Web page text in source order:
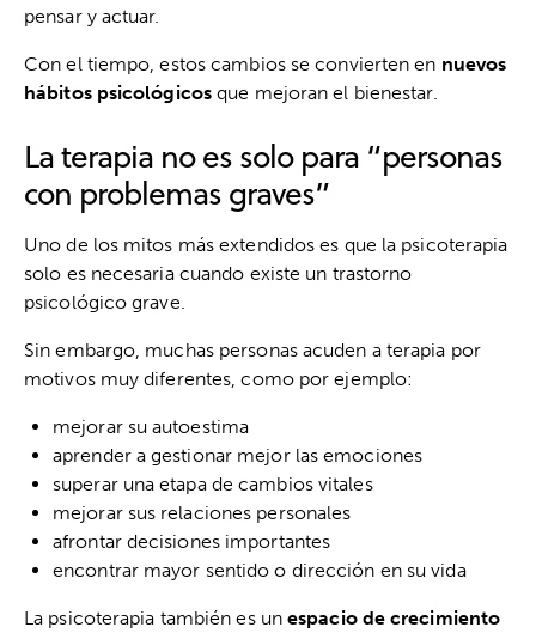
pensar y actuar.
Con el tiempo, estos cambios se convierten en nuevos
hábitos psicológicos que mejoran el bienestar.
La terapia no es solo para “personas
con problemas graves”
Uno de los mitos más extendidos es que la psicoterapia
solo es necesaria cuando existe un trastorno
psicológico grave.
Sin embargo, muchas personas acuden a terapia por
motivos muy diferentes, como por ejemplo:
mejorar su autoestima
aprender a gestionar mejor las emociones
superar una etapa de cambios vitales
mejorar sus relaciones personales
afrontar decisiones importantes
encontrar mayor sentido o dirección en su vida
La psicoterapia también es un espacio de crecimiento